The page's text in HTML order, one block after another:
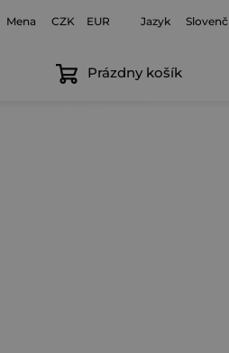
Mena CZK EUR Jazyk
Nákupný
Prázdny košík